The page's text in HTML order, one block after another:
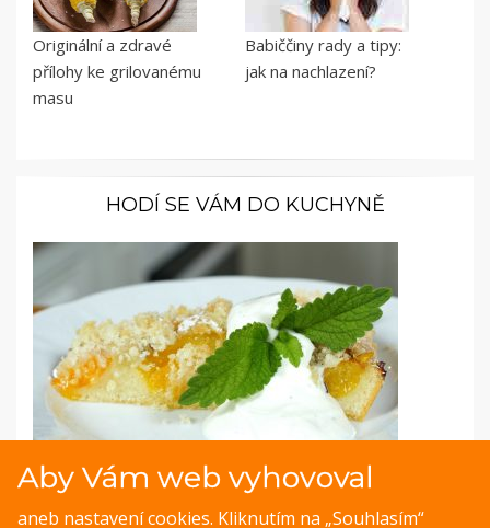
Originální a zdravé
přílohy ke grilovanému
masu
Babiččiny rady a tipy:
jak na nachlazení?
HODÍ SE VÁM DO KUCHYNĚ
Fotopostup: Meruňkový koláč s levandulí
Aby Vám web vyhovoval
aneb nastavení cookies. Kliknutím na „Souhlasím“